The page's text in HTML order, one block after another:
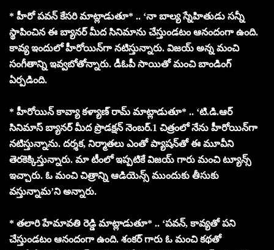
* హీరో పవన్ కేసరి మాట్లాడుతూ* .. ‘నా బాల్య స్నేహితుడు సన్నీ
స్థాపించిన ఈ బ్యానర్ మీద సినిమాను చేస్తుండటం ఆనందంగా ఉంది.
కావ్య ఇందులో హీరోయిన్‌గా నటిస్తున్నారు. విజయ్ అన్న మంచి
సంగీతాన్ని ఇవ్వబోతోన్నారు. డీఓపీ సాయితో మంచి బాండింగ్
ఏర్పడింది.
* హీరోయిన్ కావ్యా కళ్యాణ్ రామ్ మాట్లాడుతూ* .. ‘టి.డి.ఆర్
సినిమాస్ బ్యానర్ మీద ప్రొడక్షన్ నెంబర్.1 చిత్రంలో నేను హీరోయిన్‌గా
నటిస్తున్నాను. దర్శక, నిర్మాతలు ఎంతో ప్యాషన్‌తో ఈ మూవీని
తెరకెక్కిస్తున్నారు. మా టీంలో ఇప్పటికే విజయ్ గారు మంచి ట్యూన్స్
ఇచ్చారు. ఓ మంచి చిత్రాన్ని ఆడియెన్స్ ముందుకు తీసుకు
వస్తున్నామ’ని అన్నారు.
* తలారి హేమావతి రెడ్డి మాట్లాడుతూ* .. ‘పవన్, కావ్యతో పని
చేస్తుండటం ఆనందంగా ఉంది. శంకర్ గారు ఓ మంచి కథతో